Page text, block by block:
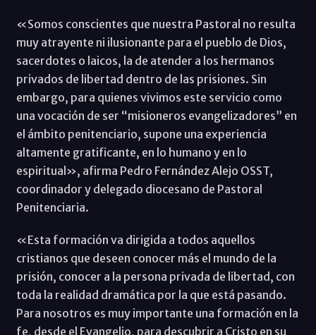
«Somos conscientes que nuestra Pastoral no resulta
muy atrayente ni ilusionante para el pueblo de Dios,
sacerdotes o laicos, la de atender a los hermanos
privados de libertad dentro de las prisiones. Sin
embargo, para quienes vivimos este servicio como
una vocación de ser “misioneros evangelizadores” en
el ámbito penitenciario, supone una experiencia
altamente gratificante, en lo humano y en lo
espiritual», afirma Pedro Fernández Alejo OSST,
coordinador y delegado diocesano de Pastoral
Penitenciaria.
«Esta formación va dirigida a todos aquellos
cristianos que deseen conocer más el mundo de la
prisión, conocer a la persona privada de libertad, con
toda la realidad dramática por la que está pasando.
Para nosotros es muy importante una formación en la
fe, desde el Evangelio, para descubrir a Cristo en su